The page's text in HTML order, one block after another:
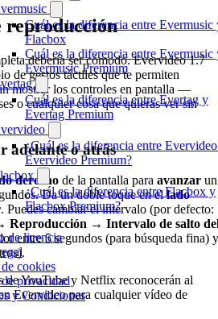
Cuál es la diferencia entre Evermusic
Flacbox
Cuál es la diferencia entre Evermusic
Evermusic Premium
Cuál es la diferencia entre Evertag y
Evertag Premium
¿Cuál es la diferencia entre
Evervideo Premium?
¿Cuál es la diferencia entre Flacbox y
Flacbox Premium?
de licencia
cookies
privacidad
y Condiciones
reproducción
debería ser cómodo. Evervideo 1.7
de gestos táctiles que te permiten
mostrar los controles en pantalla —
o cualquier cosa que quieras ver sin
adelante o atrás
derecho de la pantalla para avanzar un
Da un doble toque en ellado
. Puedes cambiar el intervalo (por defecto:
Reproducción → Intervalo de salto
entre 5 segundos (para búsqueda fina) y
de YouTube y Netflix reconocerán al
Evervideo para cualquier vídeo de